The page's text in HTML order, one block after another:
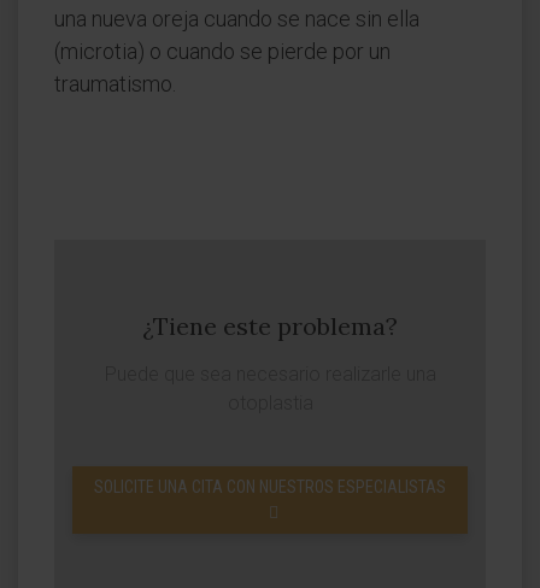
una nueva oreja cuando se nace sin ella
(microtia) o cuando se pierde por un
traumatismo.
¿Tiene este problema?
SOLICITE UNA CITA CON NUESTROS ESPECIALISTAS